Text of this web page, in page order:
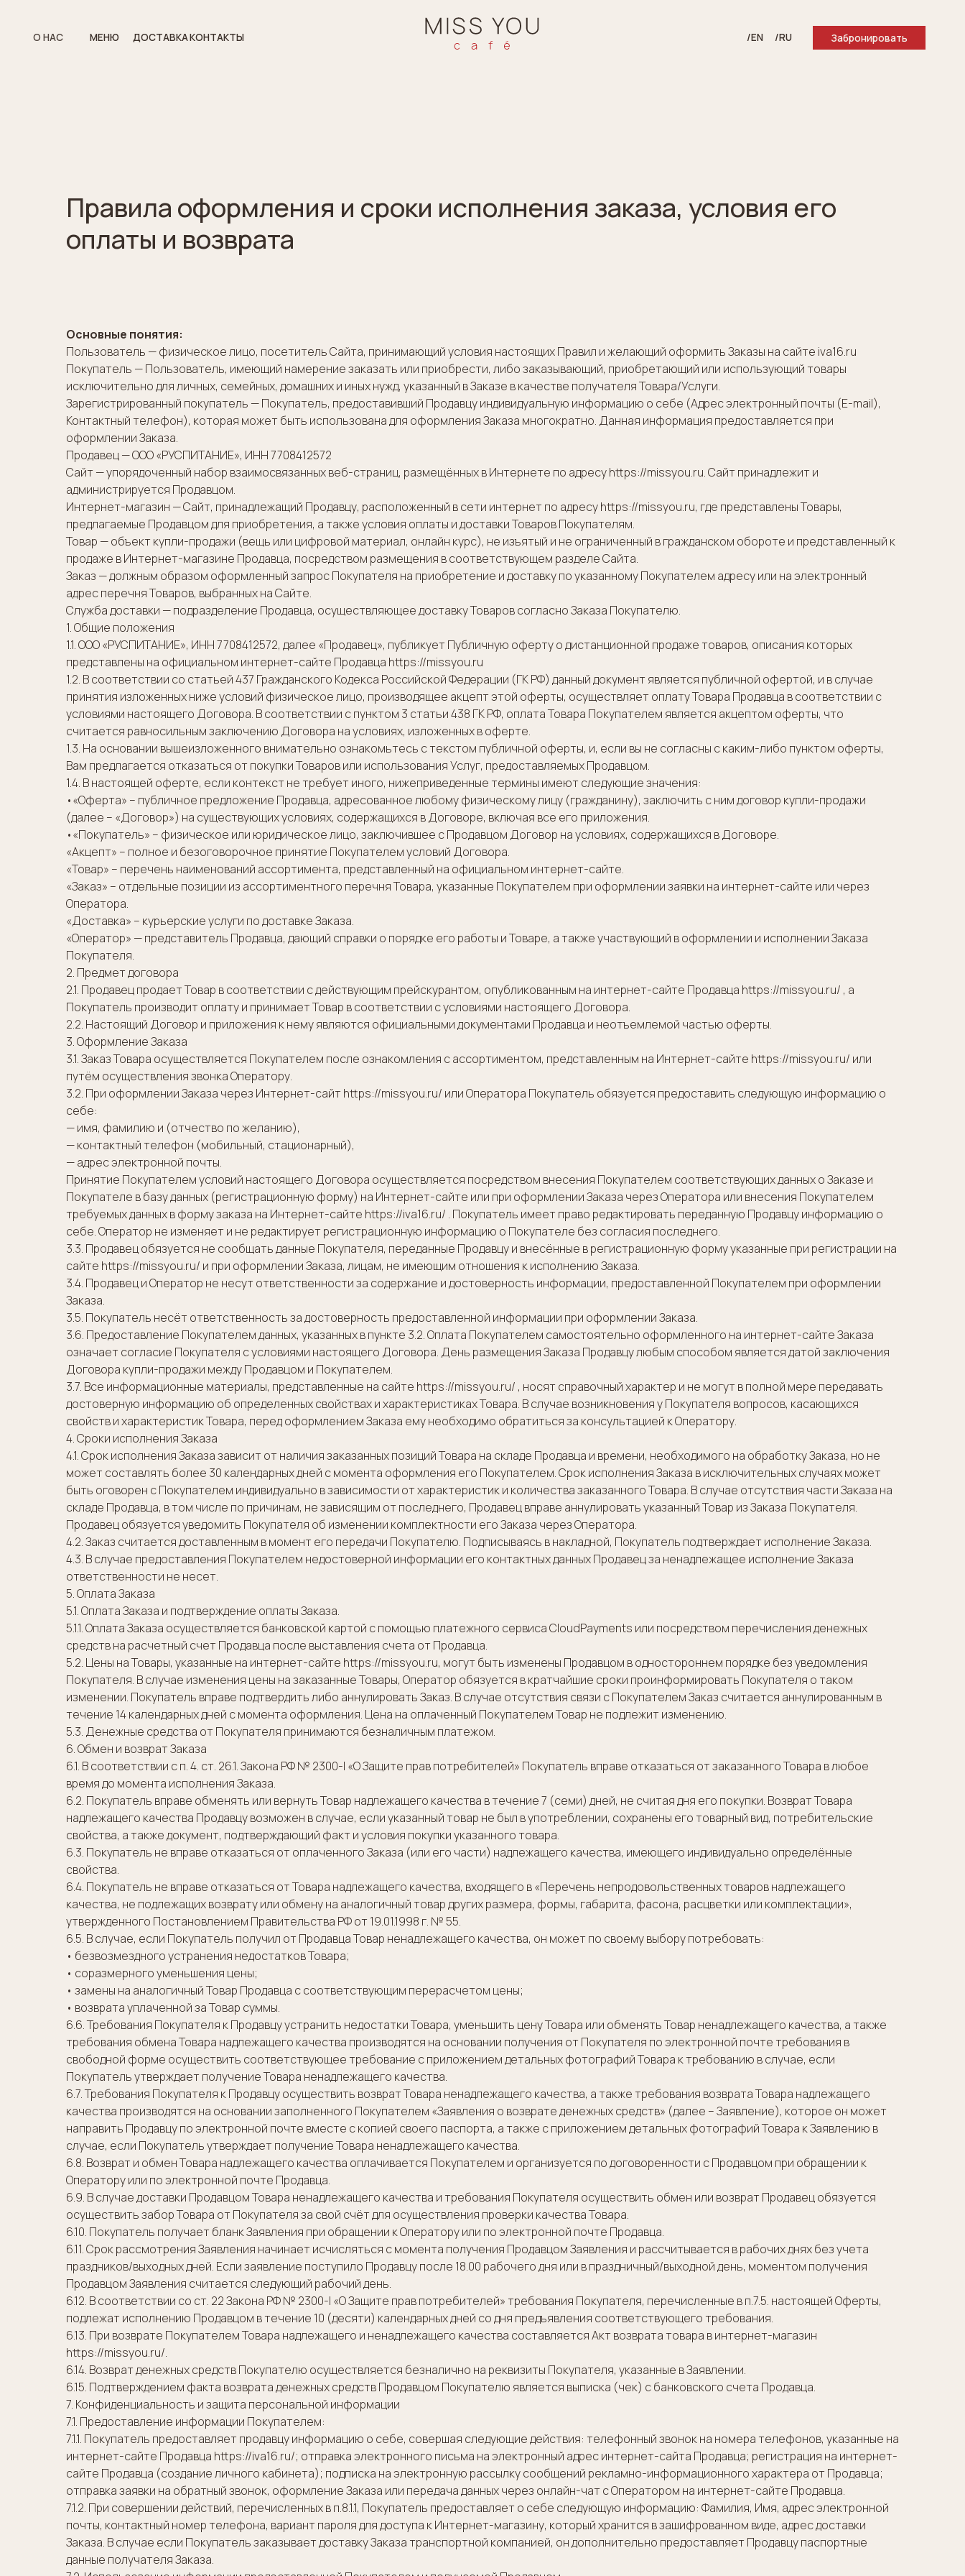
О НАС МЕНЮ ДОСТАВКАКОНТАКТЫ Забронировать
Правила оформления и сроки исполнения заказа, условия его
оплаты и возврата
Основные понятия:
Пользователь — физическое лицо, посетитель Сайта, принимающий условия настоящих Правил и желающий оформить Заказы на сайте iva16.ru
Покупатель — Пользователь, имеющий намерение заказать или приобрести, либо заказывающий, приобретающий или использующий товары
исключительно для личных, семейных, домашних и иных нужд, указанный в Заказе в качестве получателя Товара/Услуги.
Зарегистрированный покупатель — Покупатель, предоставивший Продавцу индивидуальную информацию о себе (Адрес электронный почты (E-mail),
Контактный телефон), которая может быть использована для оформления Заказа многократно. Данная информация предоставляется при
оформлении Заказа.
Продавец — ООО «РУСПИТАНИЕ», ИНН 7708412572
Сайт — упорядоченный набор взаимосвязанных веб-страниц, размещённых в Интернете по адресу https://missyou.ru. Сайт принадлежит и
администрируется Продавцом.
Интернет-магазин — Сайт, принадлежащий Продавцу, расположенный в сети интернет по адресу https://missyou.ru, где представлены Товары,
предлагаемые Продавцом для приобретения, а также условия оплаты и доставки Товаров Покупателям.
Товар — объект купли-продажи (вещь или цифровой материал, онлайн курс), не изъятый и не ограниченный в гражданском обороте и представленный к
продаже в Интернет-магазине Продавца, посредством размещения в соответствующем разделе Сайта.
Заказ — должным образом оформленный запрос Покупателя на приобретение и доставку по указанному Покупателем адресу или на электронный
адрес перечня Товаров, выбранных на Сайте.
Служба доставки — подразделение Продавца, осуществляющее доставку Товаров согласно Заказа Покупателю.
1. Общие положения
1.1. ООО «РУСПИТАНИЕ», ИНН 7708412572, далее «Продавец», публикует Публичную оферту о дистанционной продаже товаров, описания которых
представлены на официальном интернет-сайте Продавца https://missyou.ru
1.2. В соответствии со статьей 437 Гражданского Кодекса Российской Федерации (ГК РФ) данный документ является публичной офертой, и в случае
принятия изложенных ниже условий физическое лицо, производящее акцепт этой оферты, осуществляет оплату Товара Продавца в соответствии с
условиями настоящего Договора. В соответствии с пунктом 3 статьи 438 ГК РФ, оплата Товара Покупателем является акцептом оферты, что
считается равносильным заключению Договора на условиях, изложенных в оферте.
1.3. На основании вышеизложенного внимательно ознакомьтесь с текстом публичной оферты, и, если вы не согласны с каким-либо пунктом оферты,
Вам предлагается отказаться от покупки Товаров или использования Услуг, предоставляемых Продавцом.
1.4. В настоящей оферте, если контекст не требует иного, нижеприведенные термины имеют следующие значения:
•«Оферта» – публичное предложение Продавца, адресованное любому физическому лицу (гражданину), заключить с ним договор купли-продажи
(далее – «Договор») на существующих условиях, содержащихся в Договоре, включая все его приложения.
•«Покупатель» – физическое или юридическое лицо, заключившее с Продавцом Договор на условиях, содержащихся в Договоре.
«Акцепт» – полное и безоговорочное принятие Покупателем условий Договора.
«Товар» – перечень наименований ассортимента, представленный на официальном интернет-сайте.
«Заказ» – отдельные позиции из ассортиментного перечня Товара, указанные Покупателем при оформлении заявки на интернет-сайте или через
Оператора.
«Доставка» – курьерские услуги по доставке Заказа.
«Оператор» — представитель Продавца, дающий справки о порядке его работы и Товаре, а также участвующий в оформлении и исполнении Заказа
Покупателя.
2. Предмет договора
2.1. Продавец продает Товар в соответствии с действующим прейскурантом, опубликованным на интернет-сайте Продавца https://missyou.ru/ , а
Покупатель производит оплату и принимает Товар в соответствии с условиями настоящего Договора.
2.2. Настоящий Договор и приложения к нему являются официальными документами Продавца и неотъемлемой частью оферты.
3. Оформление Заказа
3.1. Заказ Товара осуществляется Покупателем после ознакомления с ассортиментом, представленным на Интернет-сайте https://missyou.ru/ или
путём осуществления звонка Оператору.
3.2. При оформлении Заказа через Интернет-сайт https://missyou.ru/ или Оператора Покупатель обязуется предоставить следующую информацию о
себе:
— имя, фамилию и (отчество по желанию),
— контактный телефон (мобильный, стационарный),
— адрес электронной почты.
Принятие Покупателем условий настоящего Договора осуществляется посредством внесения Покупателем соответствующих данных о Заказе и
Покупателе в базу данных (регистрационную форму) на Интернет-сайте или при оформлении Заказа через Оператора или внесения Покупателем
требуемых данных в форму заказа на Интернет-сайте https://iva16.ru/ . Покупатель имеет право редактировать переданную Продавцу информацию о
себе. Оператор не изменяет и не редактирует регистрационную информацию о Покупателе без согласия последнего.
3.3. Продавец обязуется не сообщать данные Покупателя, переданные Продавцу и внесённые в регистрационную форму указанные при регистрации на
сайте https://missyou.ru/ и при оформлении Заказа, лицам, не имеющим отношения к исполнению Заказа.
3.4. Продавец и Оператор не несут ответственности за содержание и достоверность информации, предоставленной Покупателем при оформлении
Заказа.
3.5. Покупатель несёт ответственность за достоверность предоставленной информации при оформлении Заказа.
3.6. Предоставление Покупателем данных, указанных в пункте 3.2. Оплата Покупателем самостоятельно оформленного на интернет-сайте Заказа
означает согласие Покупателя с условиями настоящего Договора. День размещения Заказа Продавцу любым способом является датой заключения
Договора купли-продажи между Продавцом и Покупателем.
3.7. Все информационные материалы, представленные на сайте https://missyou.ru/ , носят справочный характер и не могут в полной мере передавать
достоверную информацию об определенных свойствах и характеристиках Товара. В случае возникновения у Покупателя вопросов, касающихся
свойств и характеристик Товара, перед оформлением Заказа ему необходимо обратиться за консультацией к Оператору.
4. Сроки исполнения Заказа
4.1. Срок исполнения Заказа зависит от наличия заказанных позиций Товара на складе Продавца и времени, необходимого на обработку Заказа, но не
может составлять более 30 календарных дней с момента оформления его Покупателем. Срок исполнения Заказа в исключительных случаях может
быть оговорен с Покупателем индивидуально в зависимости от характеристик и количества заказанного Товара. В случае отсутствия части Заказа на
складе Продавца, в том числе по причинам, не зависящим от последнего, Продавец вправе аннулировать указанный Товар из Заказа Покупателя.
Продавец обязуется уведомить Покупателя об изменении комплектности его Заказа через Оператора.
4.2. Заказ считается доставленным в момент его передачи Покупателю. Подписываясь в накладной, Покупатель подтверждает исполнение Заказа.
4.3. В случае предоставления Покупателем недостоверной информации его контактных данных Продавец за ненадлежащее исполнение Заказа
ответственности не несет.
5. Оплата Заказа
5.1. Оплата Заказа и подтверждение оплаты Заказа.
5.1.1. Оплата Заказа осуществляется банковской картой с помощью платежного сервиса CloudPayments или посредством перечисления денежных
средств на расчетный счет Продавца после выставления счета от Продавца.
5.2. Цены на Товары, указанные на интернет-сайте https://missyou.ru, могут быть изменены Продавцом в одностороннем порядке без уведомления
Покупателя. В случае изменения цены на заказанные Товары, Оператор обязуется в кратчайшие сроки проинформировать Покупателя о таком
изменении. Покупатель вправе подтвердить либо аннулировать Заказ. В случае отсутствия связи с Покупателем Заказ считается аннулированным в
течение 14 календарных дней с момента оформления. Цена на оплаченный Покупателем Товар не подлежит изменению.
5.3. Денежные средства от Покупателя принимаются безналичным платежом.
6. Обмен и возврат Заказа
6.1. В соответствии с п. 4. ст. 26.1. Закона РФ № 2300-I «О Защите прав потребителей» Покупатель вправе отказаться от заказанного Товара в любое
время до момента исполнения Заказа.
6.2. Покупатель вправе обменять или вернуть Товар надлежащего качества в течение 7 (семи) дней, не считая дня его покупки. Возврат Товара
надлежащего качества Продавцу возможен в случае, если указанный товар не был в употреблении, сохранены его товарный вид, потребительские
свойства, а также документ, подтверждающий факт и условия покупки указанного товара.
6.3. Покупатель не вправе отказаться от оплаченного Заказа (или его части) надлежащего качества, имеющего индивидуально определённые
свойства.
6.4. Покупатель не вправе отказаться от Товара надлежащего качества, входящего в «Перечень непродовольственных товаров надлежащего
качества, не подлежащих возврату или обмену на аналогичный товар других размера, формы, габарита, фасона, расцветки или комплектации»,
утвержденного Постановлением Правительства РФ от 19.01.1998 г. № 55.
6.5. В случае, если Покупатель получил от Продавца Товар ненадлежащего качества, он может по своему выбору потребовать:
• безвозмездного устранения недостатков Товара;
• соразмерного уменьшения цены;
• замены на аналогичный Товар Продавца с соответствующим перерасчетом цены;
• возврата уплаченной за Товар суммы.
6.6. Требования Покупателя к Продавцу устранить недостатки Товара, уменьшить цену Товара или обменять Товар ненадлежащего качества, а также
требования обмена Товара надлежащего качества производятся на основании получения от Покупателя по электронной почте требования в
свободной форме осуществить соответствующее требование с приложением детальных фотографий Товара к требованию в случае, если
Покупатель утверждает получение Товара ненадлежащего качества.
6.7. Требования Покупателя к Продавцу осуществить возврат Товара ненадлежащего качества, а также требования возврата Товара надлежащего
качества производятся на основании заполненного Покупателем «Заявления о возврате денежных средств» (далее – Заявление), которое он может
направить Продавцу по электронной почте вместе с копией своего паспорта, а также с приложением детальных фотографий Товара к Заявлению в
случае, если Покупатель утверждает получение Товара ненадлежащего качества.
6.8. Возврат и обмен Товара надлежащего качества оплачивается Покупателем и организуется по договоренности с Продавцом при обращении к
Оператору или по электронной почте Продавца.
6.9. В случае доставки Продавцом Товара ненадлежащего качества и требования Покупателя осуществить обмен или возврат Продавец обязуется
осуществить забор Товара от Покупателя за свой счёт для осуществления проверки качества Товара.
6.10. Покупатель получает бланк Заявления при обращении к Оператору или по электронной почте Продавца.
6.11. Срок рассмотрения Заявления начинает исчисляться с момента получения Продавцом Заявления и рассчитывается в рабочих днях без учета
праздников/выходных дней. Если заявление поступило Продавцу после 18.00 рабочего дня или в праздничный/выходной день, моментом получения
Продавцом Заявления считается следующий рабочий день.
6.12. В соответствии со ст. 22 Закона РФ № 2300-I «О Защите прав потребителей» требования Покупателя, перечисленные в п.7.5. настоящей Оферты,
подлежат исполнению Продавцом в течение 10 (десяти) календарных дней со дня предъявления соответствующего требования.
6.13. При возврате Покупателем Товара надлежащего и ненадлежащего качества составляется Акт возврата товара в интернет-магазин
https://missyou.ru/.
6.14. Возврат денежных средств Покупателю осуществляется безналично на реквизиты Покупателя, указанные в Заявлении.
6.15. Подтверждением факта возврата денежных средств Продавцом Покупателю является выписка (чек) с банковского счета Продавца.
7. Конфиденциальность и защита персональной информации
7.1. Предоставление информации Покупателем:
7.1.1. Покупатель предоставляет продавцу информацию о себе, совершая следующие действия: телефонный звонок на номера телефонов, указанные на
интернет-сайте Продавца https://iva16.ru/; отправка электронного письма на электронный адрес интернет-сайта Продавца; регистрация на интернет-
сайте Продавца (создание личного кабинета); подписка на электронную рассылку сообщений рекламно-информационного характера от Продавца;
отправка заявки на обратный звонок, оформление Заказа или передача данных через онлайн-чат с Оператором на интернет-сайте Продавца.
7.1.2. При совершении действий, перечисленных в п.8.1.1, Покупатель предоставляет о себе следующую информацию: Фамилия, Имя, адрес электронной
почты, контактный номер телефона, вариант пароля для доступа к Интернет-магазину, который хранится в зашифрованном виде, адрес доставки
Заказа. В случае если Покупатель заказывает доставку Заказа транспортной компанией, он дополнительно предоставляет Продавцу паспортные
данные получателя Заказа.